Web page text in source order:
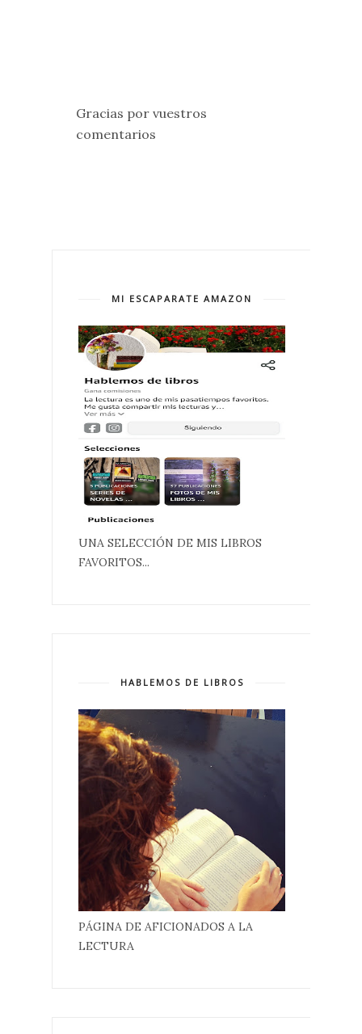
Gracias por vuestros
comentarios
MI ESCAPARATE AMAZON
UNA SELECCIÓN DE MIS LIBROS
FAVORITOS...
HABLEMOS DE LIBROS
PÁGINA DE AFICIONADOS A LA
LECTURA